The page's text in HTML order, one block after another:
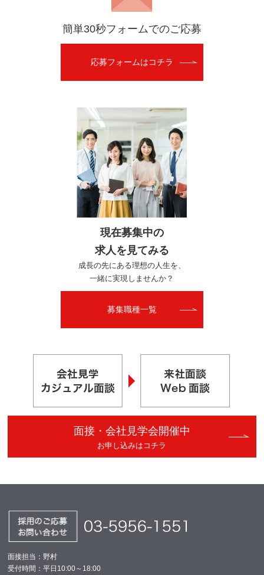
簡単30秒フォームでのご応募
応募フォームはコチラ
現在募集中の
求人を見てみる
成長の先にある理想の人生を、
一緒に実現しませんか？
募集職種一覧
面接・会社見学会開催中
お申し込みはコチラ
面接担当：野村
受付時間：平日10:00～18:00